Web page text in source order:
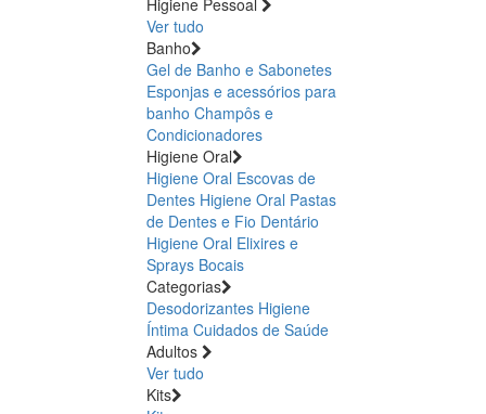
Ver tudo
Banho
Gel de Banho e Sabonetes
Esponjas e acessórios para
banho Champôs e
Condicionadores
Higiene Oral
Higiene Oral Escovas de
Dentes Higiene Oral Pastas
de Dentes e Fio Dentário
Higiene Oral Elixires e
Sprays Bocais
Categorias
Desodorizantes Higiene
Íntima Cuidados de Saúde
Adultos
Ver tudo
Kits